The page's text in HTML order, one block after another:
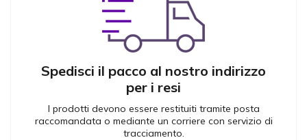
Spedisci il pacco al nostro indirizzo
per i resi
I prodotti devono essere restituiti tramite posta
raccomandata o mediante un corriere con servizio di
tracciamento.